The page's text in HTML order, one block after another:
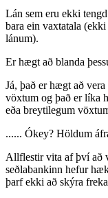
Lán sem eru ekki
bara ein vaxtatala
lánum).
Er hægt að blanda
Já, það er hægt að
vöxtum og það er líka
eða breytilegum
...... Ókey? Höldum
Allflestir vita af því að
seðlabankinn hefur
þarf ekki að skýra